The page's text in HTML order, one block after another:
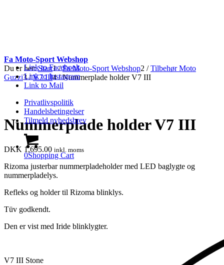
Link to Facebook
Link to Instagram
Link to Mail
Privatlivspolitik
Handelsbetingelser
Tilmeld nyhedsbrev
0Shopping Cart
Fa Moto-Sport Webshop
Du er her: Start1 / Fa Moto-Sport Webshop2 / Tilbehør Moto
Guzzi3 / V7 III4 / Nummerplade holder V7 III
Nummerplade holder V7 III
DKK 1,695.00 inkl. moms
Rizoma justerbar nummerpladeholder med LED baglygte og
nummerpladelys.
Refleks og holder til Rizoma blinklys.
Tüv godkendt.
Den er vist med Iride blinklygter.
V7 III Stone